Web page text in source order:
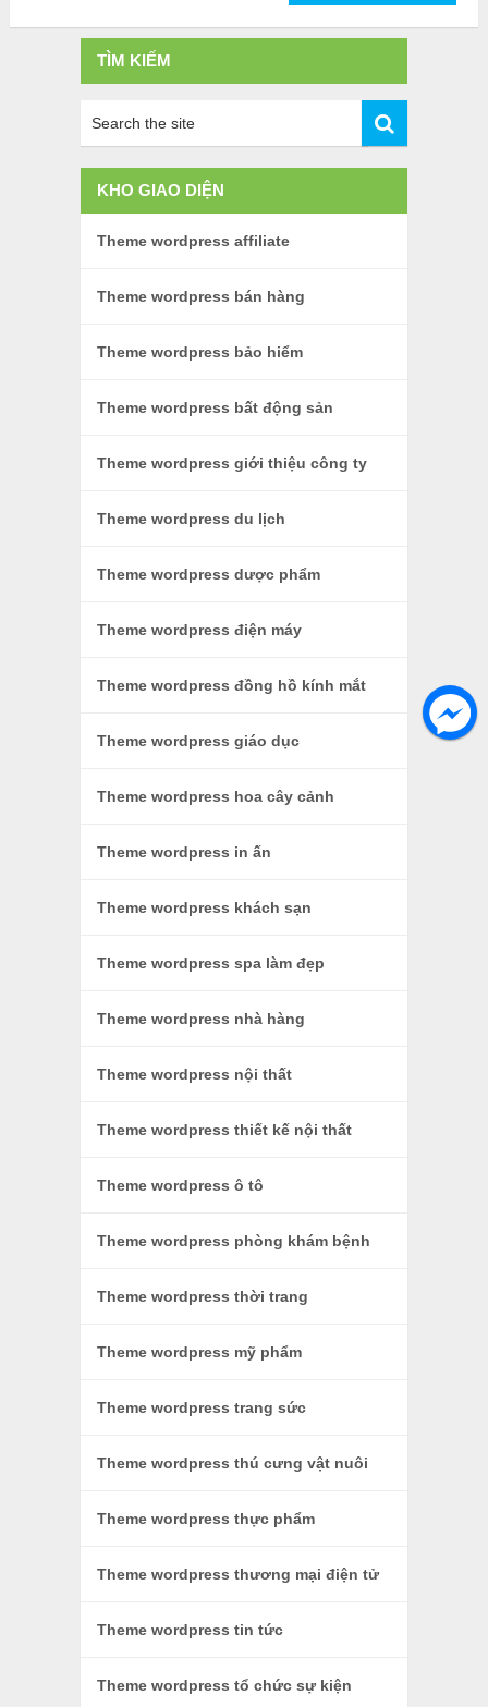
TÌM KIẾM
KHO GIAO DIỆN
Theme wordpress affiliate
Theme wordpress bán hàng
Theme wordpress bảo hiểm
Theme wordpress bất động sản
Theme wordpress giới thiệu công ty
Theme wordpress du lịch
Theme wordpress dược phẩm
Theme wordpress điện máy
Theme wordpress đồng hồ kính mắt
Theme wordpress giáo dục
Theme wordpress hoa cây cảnh
Theme wordpress in ấn
Theme wordpress khách sạn
Theme wordpress spa làm đẹp
Theme wordpress nhà hàng
Theme wordpress nội thất
Theme wordpress thiết kế nội thất
Theme wordpress ô tô
Theme wordpress phòng khám bệnh
Theme wordpress thời trang
Theme wordpress mỹ phẩm
Theme wordpress trang sức
Theme wordpress thú cưng vật nuôi
Theme wordpress thực phẩm
Theme wordpress thương mại điện tử
Theme wordpress tin tức
Theme wordpress tổ chức sự kiện